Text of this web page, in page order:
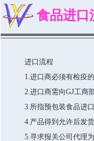
食品进口
进口流程
1.进口商必须有检疫
2.进口商需向GJ工商
3.所指预包装食品进
4.产品得到允许后发
5.寻求报关公司代理